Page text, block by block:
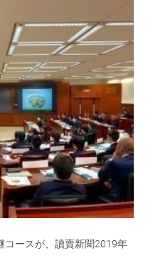
コースが、讀賣新聞2019年